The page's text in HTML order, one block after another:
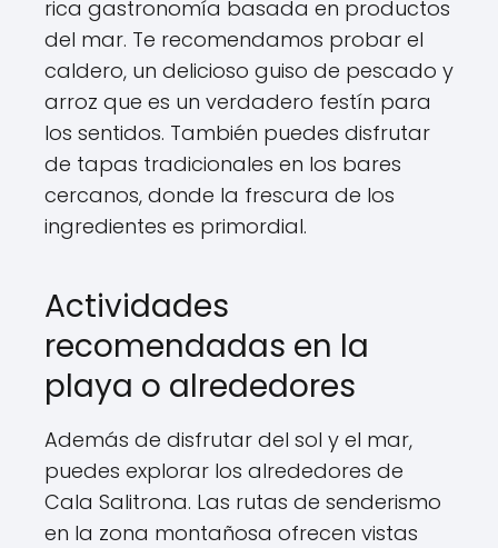
rica gastronomía basada en productos
del mar. Te recomendamos probar el
caldero, un delicioso guiso de pescado y
arroz que es un verdadero festín para
los sentidos. También puedes disfrutar
de tapas tradicionales en los bares
cercanos, donde la frescura de los
ingredientes es primordial.
Actividades
recomendadas en la
playa o alrededores
Además de disfrutar del sol y el mar,
puedes explorar los alrededores de
Cala Salitrona. Las rutas de senderismo
en la zona montañosa ofrecen vistas